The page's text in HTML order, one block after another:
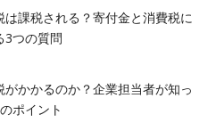
は課税される？寄付金と消費税に
3つの質問
がかかるのか？企業担当者が知っ
ポイント